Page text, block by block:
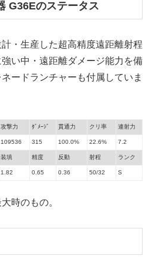
G36Eのステータス
・生産した超高精度遠距離射程
い中・遠距離ダメージ能力を備
ードランチャーも付属していま
攻撃力 ﾀﾞﾒｰｼﾞ 貫通力 クリ率 連射力
109536 315 100.0% 22.6% 7.2
装填 精度 反動 射程 ランク
1.82 0.65 0.36 50/32 S
時のもの。